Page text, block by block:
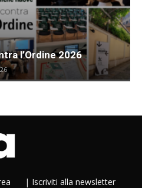
l’Ordine 2026
| Iscriviti alla newsletter